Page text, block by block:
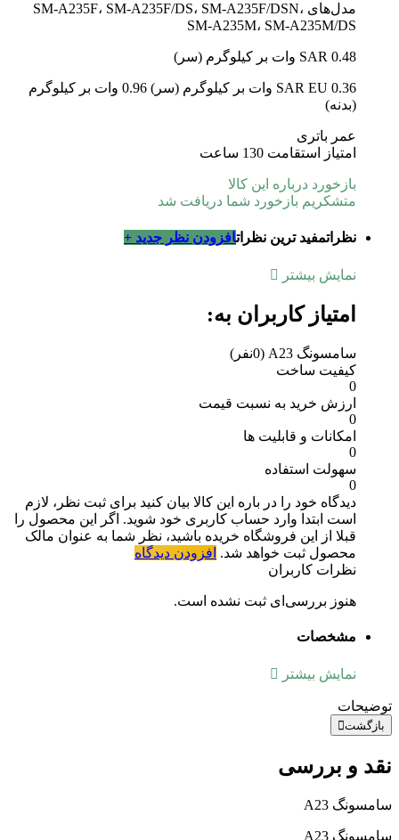
مدل‌های SM-A235F، SM-A235F/DS، SM-A235F/DSN،
SM-A235M، SM-A235M/DS
SAR 0.48 وات بر کیلوگرم (سر)
SAR EU 0.36 وات بر کیلوگرم (سر) 0.96 وات بر کیلوگرم
(بدنه)
عمر باتری
امتیاز استقامت 130 ساعت
بازخورد درباره این کالا
متشکریم بازخورد شما دریافت شد
نظراتمفید ترین نظراتافزودن نظر جدید +
نمایش بیشتر
امتیاز کاربران به:
سامسونگ A23
(0نفر)
کیفیت ساخت
0
ارزش خرید به نسبت قیمت
0
امکانات و قابلیت ها
0
سهولت استفاده
0
دیدگاه خود را در باره این کالا بیان کنید برای ثبت نظر، لازم
است ابتدا وارد حساب کاربری خود شوید. اگر این محصول را
قبلا از این فروشگاه خریده باشید، نظر شما به عنوان مالک
محصول ثبت خواهد شد. افزودن دیدگاه
نظرات کاربران
هنوز بررسی‌ای ثبت نشده است.
مشخصات
نمایش بیشتر
توضیحات
بازگشت
نقد و بررسی
سامسونگ A23
سامسونگ A23